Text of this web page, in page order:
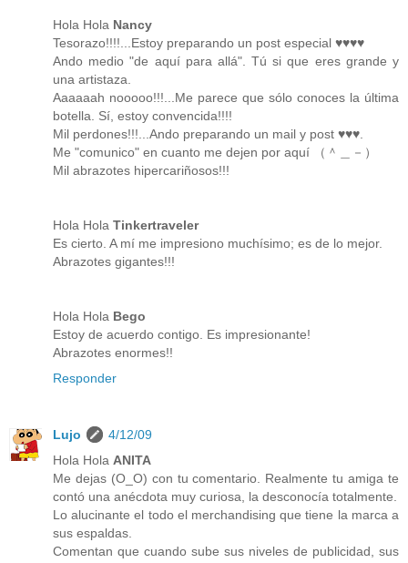
Hola Hola Nancy
Tesorazo!!!!...Estoy preparando un post especial ♥♥♥♥
Ando medio "de aquí para allá". Tú si que eres grande y
una artistaza.
Aaaaaah nooooo!!!...Me parece que sólo conoces la última
botella. Sí, estoy convencida!!!!
Mil perdones!!!...Ando preparando un mail y post ♥♥♥.
Me "comunico" en cuanto me dejen por aquí （＾＿－）
Mil abrazotes hipercariñosos!!!
Hola Hola Tinkertraveler
Es cierto. A mí me impresiono muchísimo; es de lo mejor.
Abrazotes gigantes!!!
Hola Hola Bego
Estoy de acuerdo contigo. Es impresionante!
Abrazotes enormes!!
Responder
Lujo
4/12/09
Hola Hola ANITA
Me dejas (O_O) con tu comentario. Realmente tu amiga te
contó una anécdota muy curiosa, la desconocía totalmente.
Lo alucinante el todo el merchandising que tiene la marca a
sus espaldas.
Comentan que cuando sube sus niveles de publicidad, sus